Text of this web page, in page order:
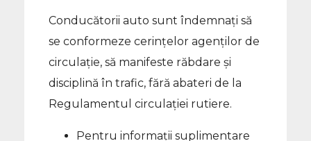
Conducătorii auto sunt îndemnaţi să
se conformeze cerințelor agenților de
circulație, să manifeste răbdare și
disciplină în trafic, fără abateri de la
Regulamentul circulației rutiere.
Pentru informații suplimentare